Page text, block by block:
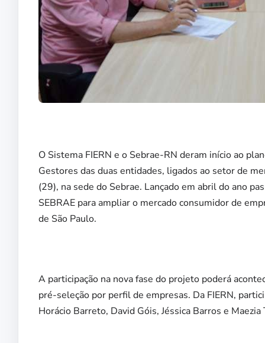
O Sistema FIERN e o Sebrae-RN deram início ao
Gestores das duas entidades, ligados ao setor de
(29), na sede do Sebrae. Lançado em abril do ano
SEBRAE para ampliar o mercado consumidor de
de São Paulo.
A participação na nova fase do projeto poderá
pré-seleção por perfil de empresas. Da FIERN,
Horácio Barreto, David Góis, Jéssica Barros e Maezia